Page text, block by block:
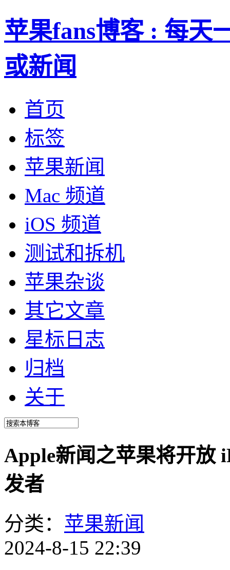
苹果fans博客 : 每天
或新闻
首页
标签
苹果新闻
Mac 频道
iOS 频道
测试和拆机
苹果杂谈
其它文章
星标日志
归档
关于
Apple新闻之苹果将开放
发者
分类： 苹果新闻
2024-8-15 22:39